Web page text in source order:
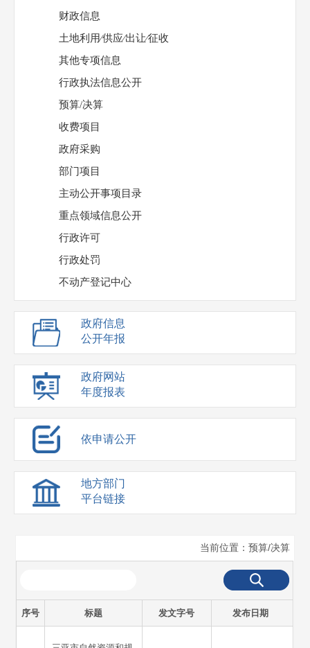
财政信息
土地利用⁄供应⁄出让⁄征收
其他专项信息
行政执法信息公开
预算/决算
收费项目
政府采购
部门项目
主动公开事项目录
重点领域信息公开
行政许可
行政处罚
不动产登记中心
政府信息
公开年报
政府网站
年度报表
依申请公开
地方部门
平台链接